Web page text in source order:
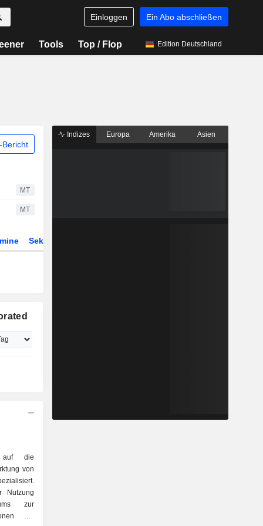
Einloggen Ein Abo abschließen
Tools Top / Flop Edition Deutschland
Bericht
MT
MT
Sektor
auf die
von
Nutzung
zur
auf
Indizes Europa Amerika Asien